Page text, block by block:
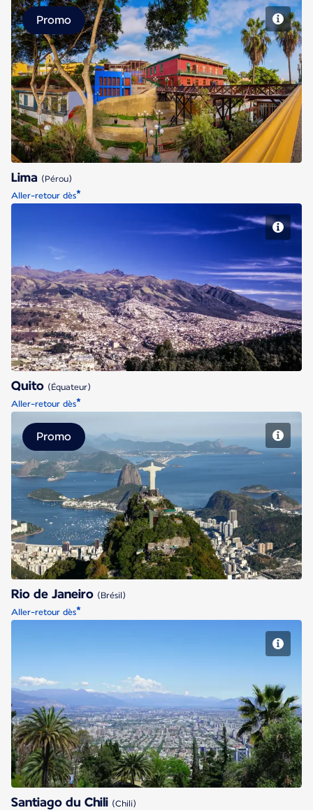
Lima
Promo
Lima (Pérou)
Aller-retour dès*
Quito
Quito (Équateur)
Aller-retour dès*
Rio de Janeiro
Promo
Rio de Janeiro (Brésil)
Aller-retour dès*
Santiago du Chili
Santiago du Chili (Chili)